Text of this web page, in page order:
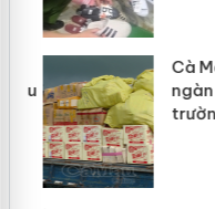
Cà
ngàn